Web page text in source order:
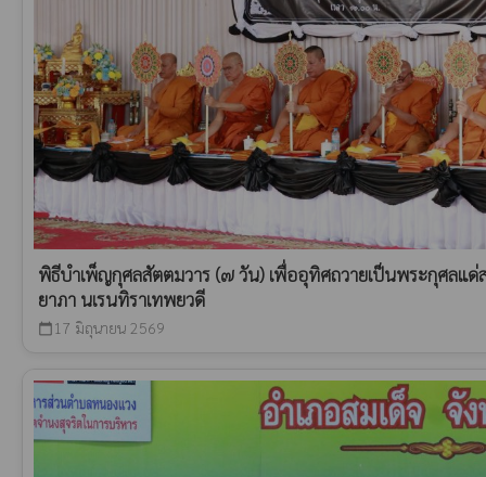
พิธีบำเพ็ญกุศลสัตตมวาร (๗ วัน) เพื่ออุทิศถวายเป็นพระกุศลแด่ส
ยาภา นเรนทิราเทพยวดี
calendar_today 17 มิถุนายน 2569